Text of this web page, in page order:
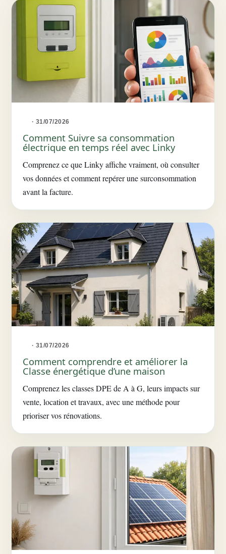
· 31/07/2026
Comment Suivre sa consommation
électrique en temps réel avec Linky
Comprenez ce que Linky affiche vraiment, où consulter
vos données et comment repérer une surconsommation
avant la facture.
· 31/07/2026
Comment comprendre et améliorer la
Classe énergétique d’une maison
Comprenez les classes DPE de A à G, leurs impacts sur
vente, location et travaux, avec une méthode pour
prioriser vos rénovations.